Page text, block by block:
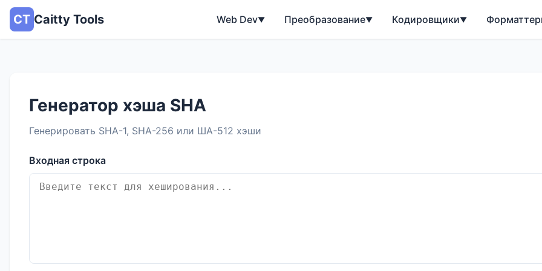
CT Caitty Tools Web Dev▼ Преобразование▼ Кодировщики▼
Генератор хэша SHA
Генерировать SHA-1, SHA-256 или ША-512 хэши
Входная строка